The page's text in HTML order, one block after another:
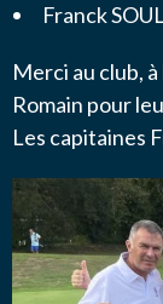
Franck
Merci au club,
Romain pour
Les capitaines